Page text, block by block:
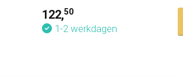
122,50
1-2 werkdagen